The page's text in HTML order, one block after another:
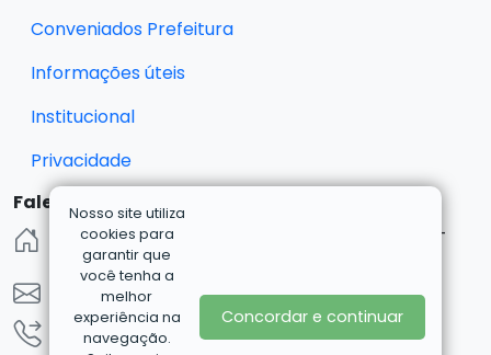
Conveniados Prefeitura
Informações úteis
Institucional
Privacidade
Fale Conosco
R. Eng. Hener de Souza Nunes, 102 - 3° andar -
Centro, Esteio - RS, 93260-120
cdl.esteio@gmail.com
(51) 3458-2886 | (51) 3473-6060
Nosso site utiliza
cookies para
garantir que
você tenha a
melhor
experiência na
navegação.
Concordar e continuar